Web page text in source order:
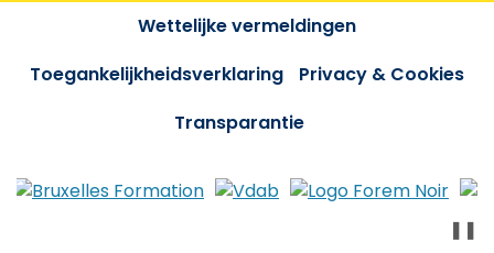
Wettelijke vermeldingen
Toegankelijkheidsverklaring
Privacy & Cookies
Transparantie
❚❚